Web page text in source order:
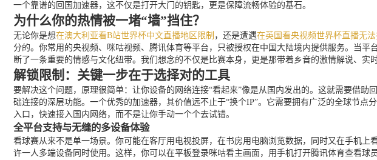
一个靠谱的回国加速器，这不仅是打开大门的钥匙，更是保障流畅体验的基石。
为什么你的热情被一堵“墙”挡住？
无论你是想在澳大利亚看B站世界杯中文直播地区限制 ，还是遭遇在英国看央视频世界杯直播无
分的。你常用的央视频、咪咕视频、腾讯体育等平台，只被授权在中国大陆境内提供服务。当
断了一条重要的情感与文化纽带。我们想念的不仅是比赛本身，更是那带着乡音的激情解说、实
解锁限制：关键一步在于选择对的工具
要解决这个问题，原理很简单：让你设备的网络连接“看起来”像是从国内发出的。这就需要借
础连接的深层功能。一个优秀的加速器，其价值远不止于“换个IP”。它需要拥有广泛的全球节
入口，快速接入国内网络，而不是让你手动一个个去试错。
全平台支持与无缝的多设备体验
看球赛从来不是单一场景。你可能在客厅用电视投屏，在书房用电脑浏览数据，同时又在手机
许一人多端设备同时使用。这样，你可以在平板登录咪咕看主画面，用手机打开腾讯体育查看球